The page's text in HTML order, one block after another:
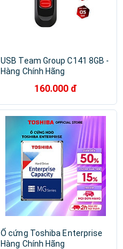
USB Team Group C141 8GB -
Hàng Chính Hãng
160.000 đ
Ổ cứng Toshiba Enterprise
Hàng Chính Hãng